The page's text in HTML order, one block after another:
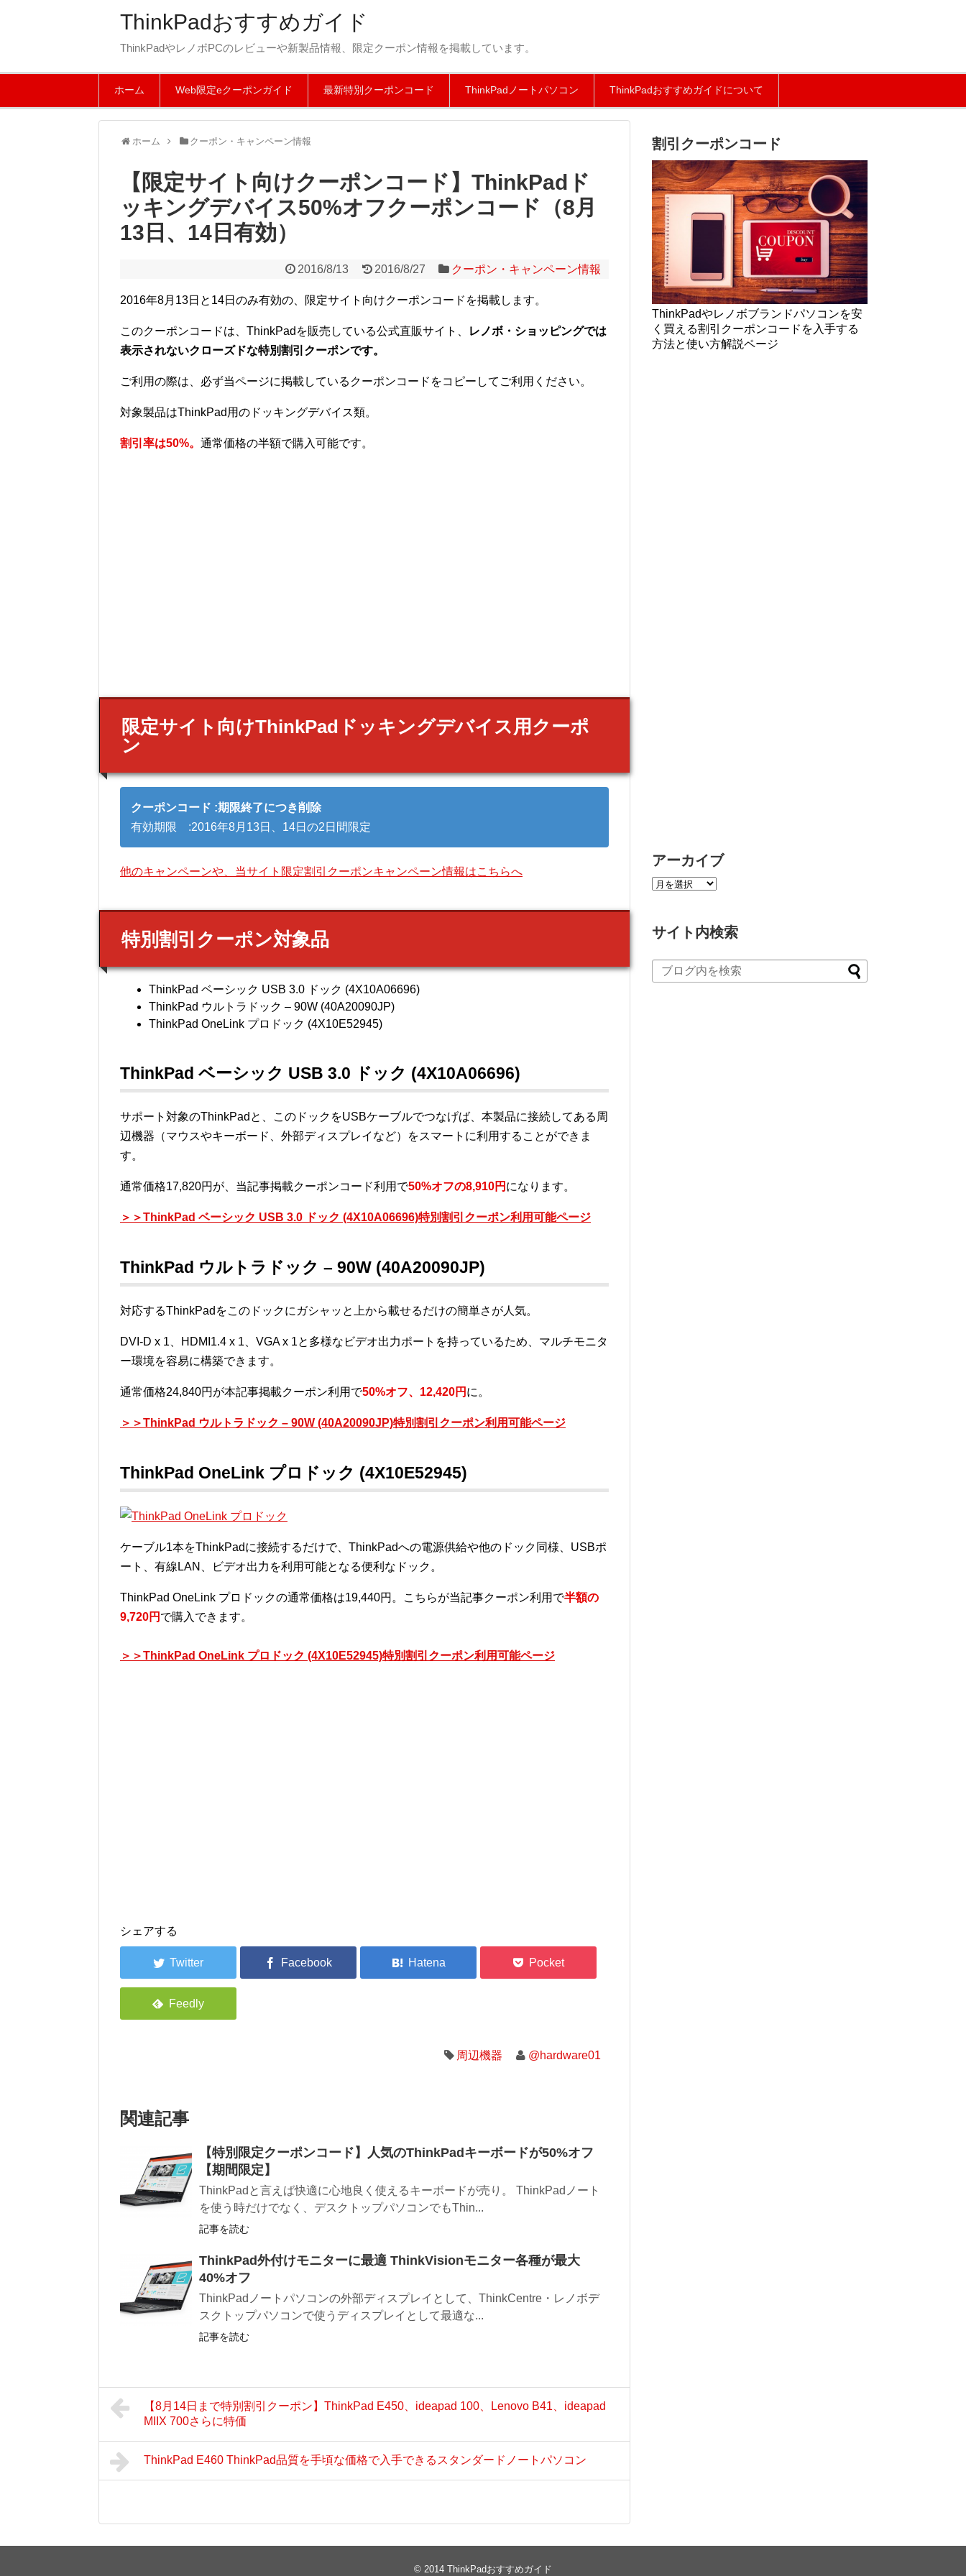
ThinkPadおすすめガイド
ThinkPadやレノボPCのレビューや新製品情報、限定クーポン情報を掲載しています。
ホーム Web限定eクーポンガイド 最新特別クーポンコード ThinkPadノートパソコン ThinkPadおすすめガイドについて
ホーム クーポン・キャンペーン情報
【限定サイト向けクーポンコード】ThinkPadド
ッキングデバイス50%オフクーポンコード（8月
13日、14日有効）
2016/8/13 2016/8/27 クーポン・キャンペーン情報
2016年8月13日と14日のみ有効の、限定サイト向けクーポンコードを掲載します。
このクーポンコードは、ThinkPadを販売している公式直販サイト、
レノボ・ショッピングでは
表示されないクローズドな特別割引クーポンです。
ご利用の際は、必ず当ページに掲載しているクーポンコードをコピーしてご利用ください。
対象製品はThinkPad用のドッキングデバイス類。
割引率は50%。 通常価格の半額で購入可能です。
限定サイト向けThinkPadドッキングデバイス用クーポ
ン
クーポンコード :期限終了につき削除
有効期限 :2016年8月13日、14日の2日間限定
他のキャンペーンや、当サイト限定割引クーポンキャンペーン情報はこちらへ
特別割引クーポン対象品
ThinkPad ベーシック USB 3.0 ドック (4X10A06696)
ThinkPad ウルトラドック – 90W (40A20090JP)
ThinkPad OneLink プロドック (4X10E52945)
ThinkPad ベーシック USB 3.0 ドック (4X10A06696)
サポート対象のThinkPadと、このドックをUSBケーブルでつなげば、本製品に接続してある周
辺機器（マウスやキーボード、外部ディスプレイなど）をスマートに利用することができま
す。
通常価格17,820円が、当記事掲載クーポンコード利用で50%オフの8,910円 になります。
＞＞ThinkPad ベーシック USB 3.0 ドック (4X10A06696)特別割引クーポン利用可能ページ
ThinkPad ウルトラドック – 90W (40A20090JP)
対応するThinkPadをこのドックにガシャッと上から載せるだけの簡単さが人気。
DVI-D x 1、HDMI1.4 x 1、VGA x 1と多様なビデオ出力ポートを持っているため、マルチモニタ
ー環境を容易に構築できます。
通常価格24,840円が本記事掲載クーポン利用で50%オフ、12,420円 に。
＞＞ThinkPad ウルトラドック – 90W (40A20090JP)特別割引クーポン利用可能ページ
ThinkPad OneLink プロドック (4X10E52945)
ケーブル1本をThinkPadに接続するだけで、ThinkPadへの電源供給や他のドック同様、USBポ
ート、有線LAN、ビデオ出力を利用可能となる便利なドック。
ThinkPad OneLink プロドックの通常価格は19,440円。こちらが当記事クーポン利用で半額の
9,720円 で購入できます。
＞＞ThinkPad OneLink プロドック (4X10E52945)特別割引クーポン利用可能ページ
シェアする
周辺機器 @hardware01
関連記事
【特別限定クーポンコード】人気のThinkPadキーボードが50%オフ
【期間限定】
ThinkPadと言えば快適に心地良く使えるキーボードが売り。 ThinkPadノート
を使う時だけでなく、デスクトップパソコンでもThin...
記事を読む
ThinkPad外付けモニターに最適 ThinkVisionモニター各種が最大
40%オフ
ThinkPadノートパソコンの外部ディスプレイとして、ThinkCentre・レノボデ
スクトップパソコンで使うディスプレイとして最適な...
記事を読む
【8月14日まで特別割引クーポン】ThinkPad E450、ideapad 100、Lenovo B41、ideapad
MIIX 700さらに特価
ThinkPad E460 ThinkPad品質を手頃な価格で入手できるスタンダードノートパソコン
割引クーポンコード
ThinkPadやレノボブランドパソコンを安
く買える割引クーポンコードを入手する
方法と使い方解説ページ
アーカイブ
サイト内検索
© 2014 ThinkPadおすすめガイド